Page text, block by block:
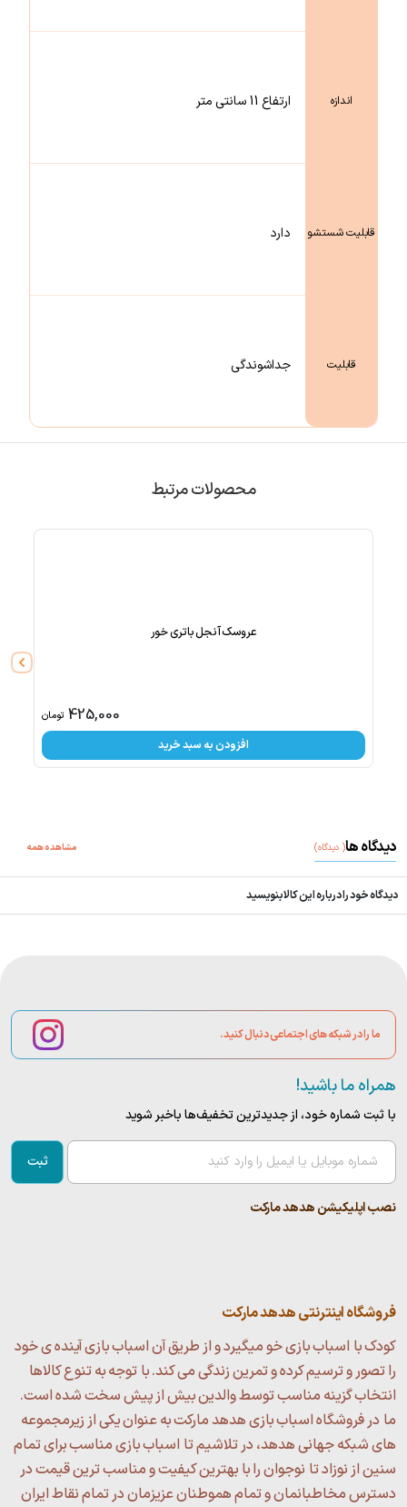
اندازه ارتفاع 11 سانتی متر
قابلیت شستشو دارد
قابلیت جداشوندگی
محصولات مرتبط
عروسک آنجل باتری خور
425,000 تومان
افزودن به سبد خرید
دیدگاه ها( دیدگاه) مشاهده همه
دیدگاه خود را درباره این کالا بنویسید
ما را در شبکه های اجتماعی دنبال کنید.
همراه ما باشید!
با ثبت شماره خود، از جدید‌ترین تخفیف‌ها با‌خبر شوید
ثبت
نصب اپلیکیشن هدهد مارکت
فروشگاه اینترنتی هدهد مارکت
کودک با اسباب بازی خو میگیرد و از طریق آن اسباب بازی آینده ی خود
را تصور و ترسیم کرده و تمرین زندگی می کند. با توجه به تنوع کالاها
انتخاب گزینه مناسب توسط والدین بیش از پیش سخت شده است.
ما در فروشگاه اسباب بازی هدهد مارکت به عنوان یکی از زیرمجموعه
های شبکه جهانی هدهد، در تلاشیم تا اسباب بازی مناسب برای تمام
سنین از نوزاد تا نوجوان را با بهترین کیفیت و مناسب ترین قیمت در
دسترس مخاطبانمان و تمام هموطنان عزیزمان در تمام نقاط ایران